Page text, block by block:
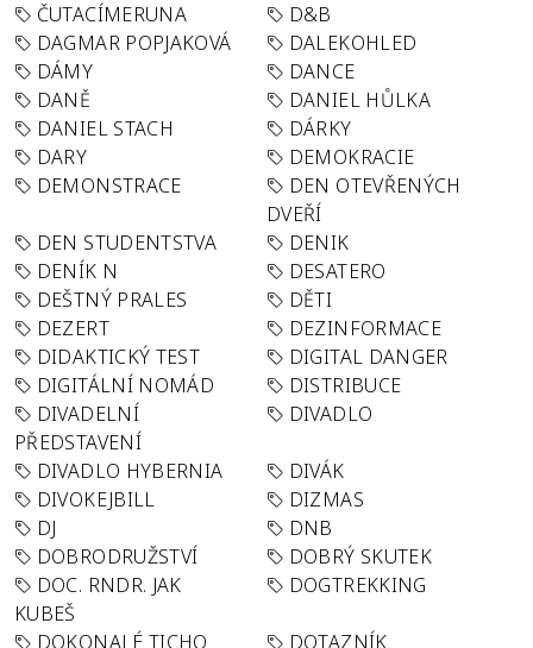
ČUTACÍMERUNA
D&B
DAGMAR POPJAKOVÁ
DALEKOHLED
DÁMY
DANCE
DANĚ
DANIEL HŮLKA
DANIEL STACH
DÁRKY
DARY
DEMOKRACIE
DEMONSTRACE
DEN OTEVŘENÝCH
DVEŘÍ
DEN STUDENTSTVA
DENIK
DENÍK N
DESATERO
DEŠTNÝ PRALES
DĚTI
DEZERT
DEZINFORMACE
DIDAKTICKÝ TEST
DIGITAL DANGER
DIGITÁLNÍ NOMÁD
DISTRIBUCE
DIVADELNÍ
PŘEDSTAVENÍ
DIVADLO
DIVADLO HYBERNIA
DIVÁK
DIVOKEJBILL
DIZMAS
DJ
DNB
DOBRODRUŽSTVÍ
DOBRÝ SKUTEK
DOC. RNDR. JAK
KUBEŠ
DOGTREKKING
DOKONALÉ TICHO DOTAZNÍK